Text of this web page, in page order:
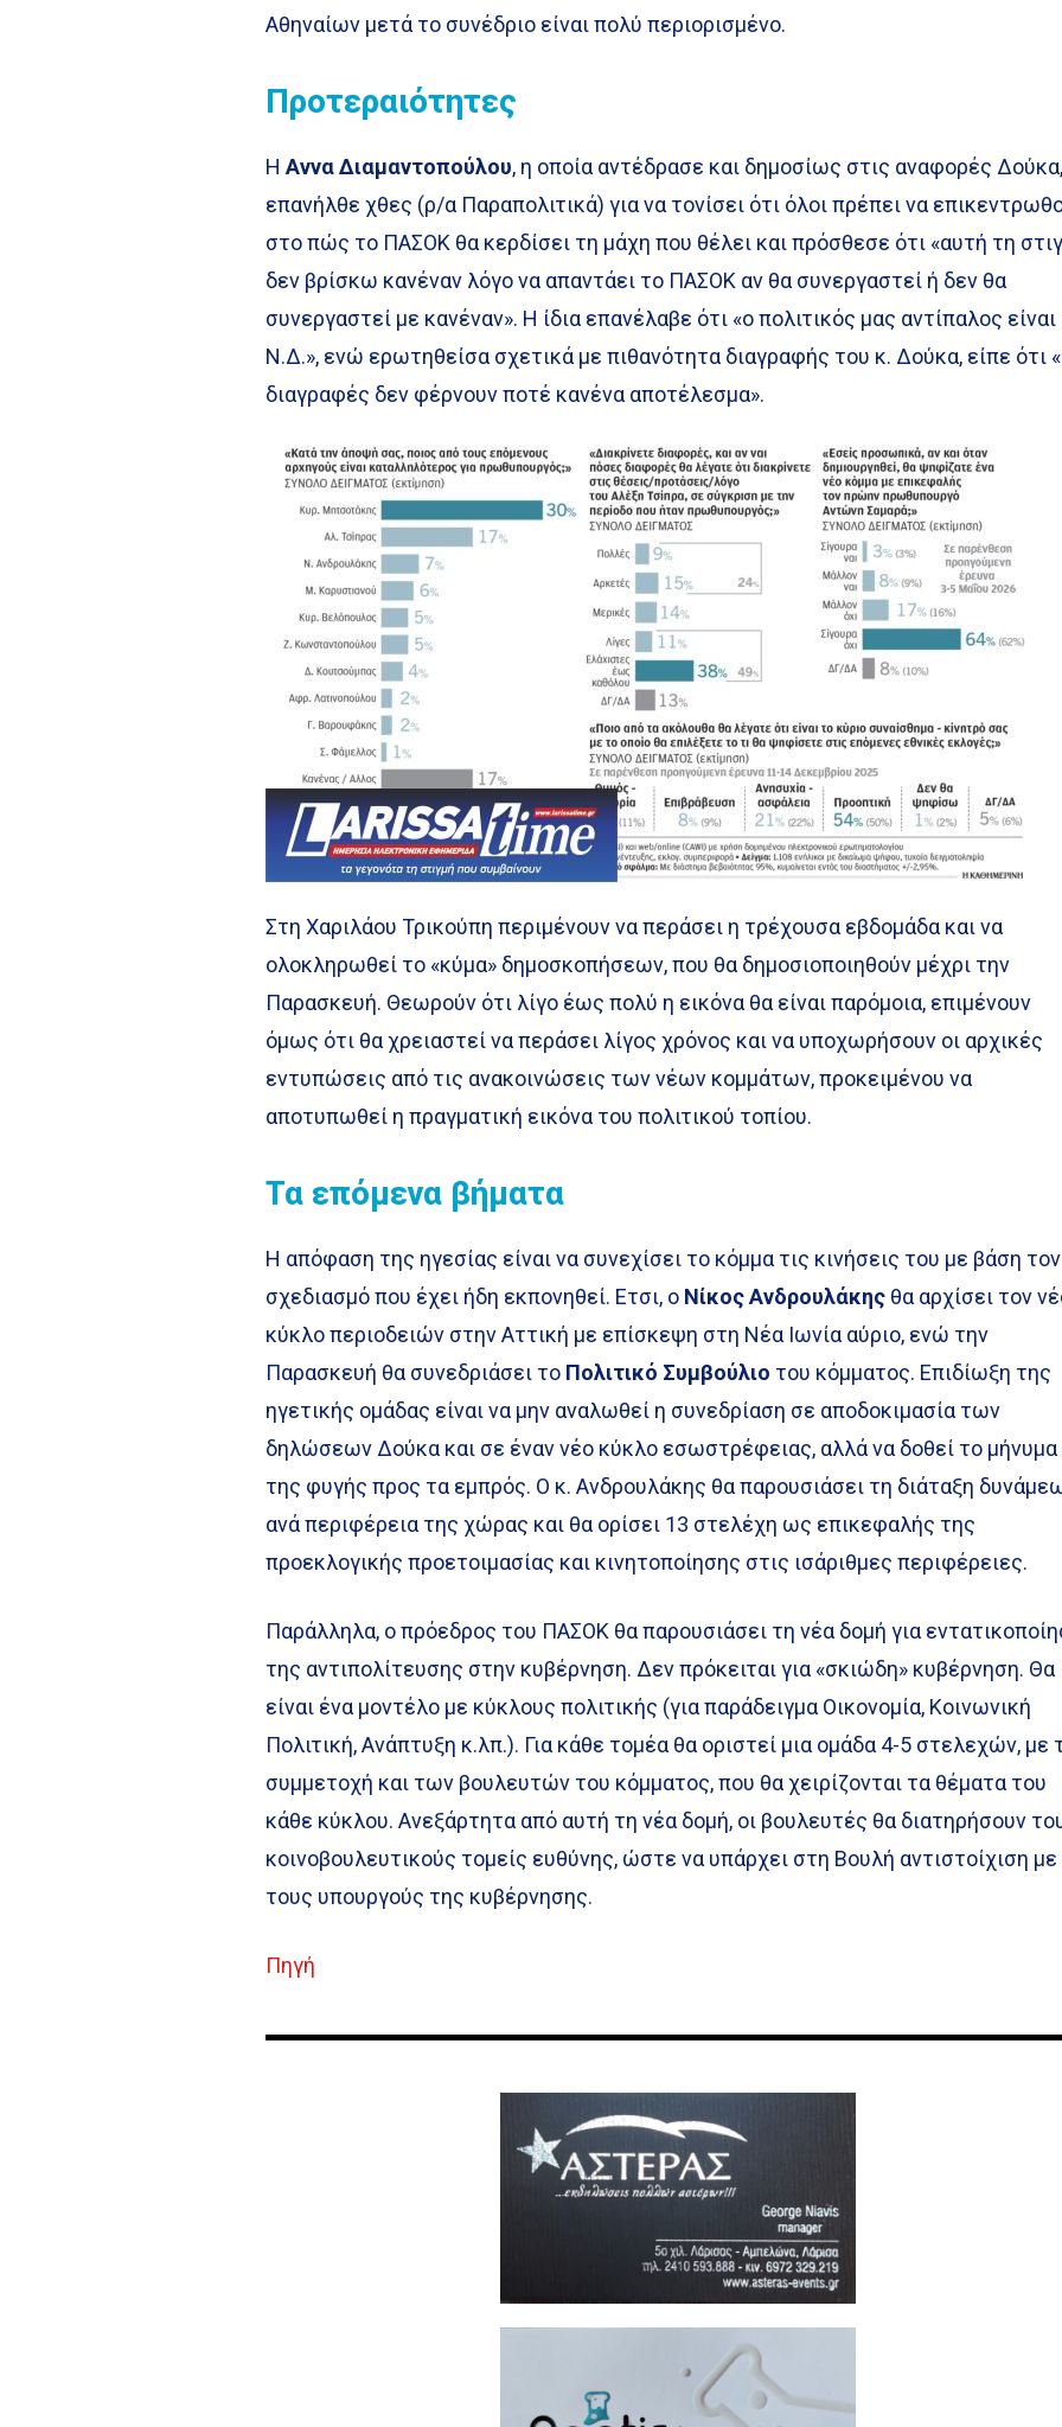
Αθηναίων μετά το συνέδριο είναι πολύ περιορισμένο.
Προτεραιότητες
Η Αννα Διαμαντοπούλου, η οποία αντέδρασε και δημοσίως στις αναφορές
επανήλθε χθες (ρ/α Παραπολιτικά) για να τονίσει ότι όλοι πρέπει να
στο πώς το ΠΑΣΟΚ θα κερδίσει τη μάχη που θέλει και πρόσθεσε ότι «αυτή τη
δεν βρίσκω κανέναν λόγο να απαντάει το ΠΑΣΟΚ αν θα συνεργαστεί ή δεν θα
συνεργαστεί με κανέναν». Η ίδια επανέλαβε ότι «ο πολιτικός μας αντίπαλος είναι
Ν.Δ.», ενώ ερωτηθείσα σχετικά με πιθανότητα διαγραφής του κ. Δούκα, είπε ότι
διαγραφές δεν φέρνουν ποτέ κανένα αποτέλεσμα».
Στη Χαριλάου Τρικούπη περιμένουν να περάσει η τρέχουσα εβδομάδα και να
ολοκληρωθεί το «κύμα» δημοσκοπήσεων, που θα δημοσιοποιηθούν μέχρι την
Παρασκευή. Θεωρούν ότι λίγο έως πολύ η εικόνα θα είναι παρόμοια, επιμένουν
όμως ότι θα χρειαστεί να περάσει λίγος χρόνος και να υποχωρήσουν οι αρχικές
εντυπώσεις από τις ανακοινώσεις των νέων κομμάτων, προκειμένου να
αποτυπωθεί η πραγματική εικόνα του πολιτικού τοπίου.
Τα επόμενα βήματα
Η απόφαση της ηγεσίας είναι να συνεχίσει το κόμμα τις κινήσεις του με βάση τον
σχεδιασμό που έχει ήδη εκπονηθεί. Ετσι, ο Νίκος Ανδρουλάκης θα αρχίσει τον
κύκλο περιοδειών στην Αττική με επίσκεψη στη Νέα Ιωνία αύριο, ενώ την
Παρασκευή θα συνεδριάσει το Πολιτικό Συμβούλιο του κόμματος. Επιδίωξη της
ηγετικής ομάδας είναι να μην αναλωθεί η συνεδρίαση σε αποδοκιμασία των
δηλώσεων Δούκα και σε έναν νέο κύκλο εσωστρέφειας, αλλά να δοθεί το μήνυμα
της φυγής προς τα εμπρός. Ο κ. Ανδρουλάκης θα παρουσιάσει τη διάταξη
ανά περιφέρεια της χώρας και θα ορίσει 13 στελέχη ως επικεφαλής της
προεκλογικής προετοιμασίας και κινητοποίησης στις ισάριθμες περιφέρειες.
Παράλληλα, ο πρόεδρος του ΠΑΣΟΚ θα παρουσιάσει τη νέα δομή για
της αντιπολίτευσης στην κυβέρνηση. Δεν πρόκειται για «σκιώδη» κυβέρνηση. Θα
είναι ένα μοντέλο με κύκλους πολιτικής (για παράδειγμα Οικονομία, Κοινωνική
Πολιτική, Ανάπτυξη κ.λπ.). Για κάθε τομέα θα οριστεί μια ομάδα 4-5 στελεχών, με
συμμετοχή και των βουλευτών του κόμματος, που θα χειρίζονται τα θέματα του
κάθε κύκλου. Ανεξάρτητα από αυτή τη νέα δομή, οι βουλευτές θα διατηρήσουν
κοινοβουλευτικούς τομείς ευθύνης, ώστε να υπάρχει στη Βουλή αντιστοίχιση με
τους υπουργούς της κυβέρνησης.
Πηγή